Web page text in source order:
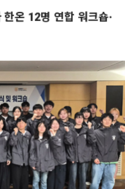
온 12명 연합 워크숍·